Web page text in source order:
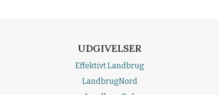
UDGIVELSER
Effektivt Landbrug
LandbrugNord